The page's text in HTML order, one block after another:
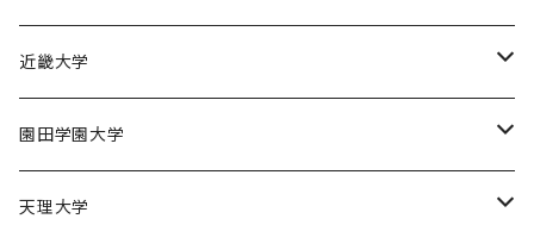
京都産業大学男子バスケットボール部
近畿大学
近畿大学体育会バスケットボール部
園田学園大学
園田学園大学ソフトボール部
天理大学